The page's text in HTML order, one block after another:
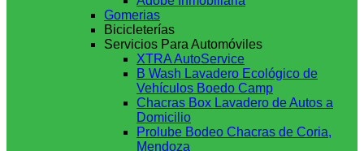
Gomerias
Bicicleterías
Servicios Para Automóviles
XTRA AutoService
B Wash Lavadero Ecológico de
Vehículos Boedo Camp
Chacras Box Lavadero de Autos a
Domicilio
Prolube Bodeo Chacras de Coria,
Mendoza